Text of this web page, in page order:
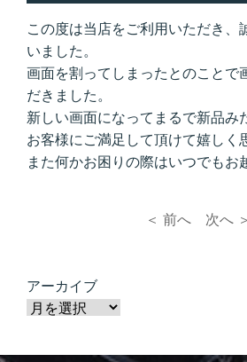
この度は当店をご利用いただき、
いました。
画面を割ってしまったとのことで
だきました。
新しい画面になってまるで新品み
お客様にご満足して頂けて嬉しく
また何かお困りの際はいつでもお
＜ 前へ 次へ ＞
アーカイブ